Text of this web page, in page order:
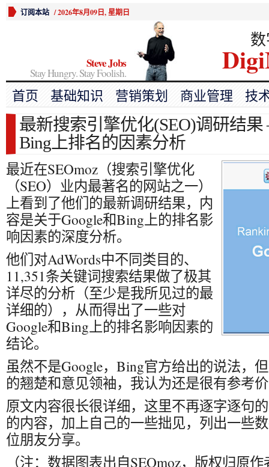
订阅本站 /2026年8月09日, 星期日
Steve Jobs
Stay Hungry. Stay Foolish.
首页 基础知识 营销策划 商业管理 技
最新搜索引擎优化(SEO)调研结果
Bing上排名的因素分析
最近在SEOmoz（搜索引擎优化
（SEO）业内最著名的网站之一）
上看到了他们的最新调研结果，内
容是关于Google和Bing上的排名影
响因素的深度分析。
他们对AdWords中不同类目的、
11,351条关键词搜索结果做了极其
详尽的分析（至少是我所见过的最
详细的），从而得出了一些对
Google和Bing上的排名影响因素的
结论。
虽然不是Google，Bing官方给出的说法，
的翘楚和意见领袖，我认为还是很有参考
原文内容很长很详细，这里不再逐字逐句
的内容，加上自己的一些拙见，列出一些
位朋友分享。
（注：数据图表出自SEOmoz，版权归原